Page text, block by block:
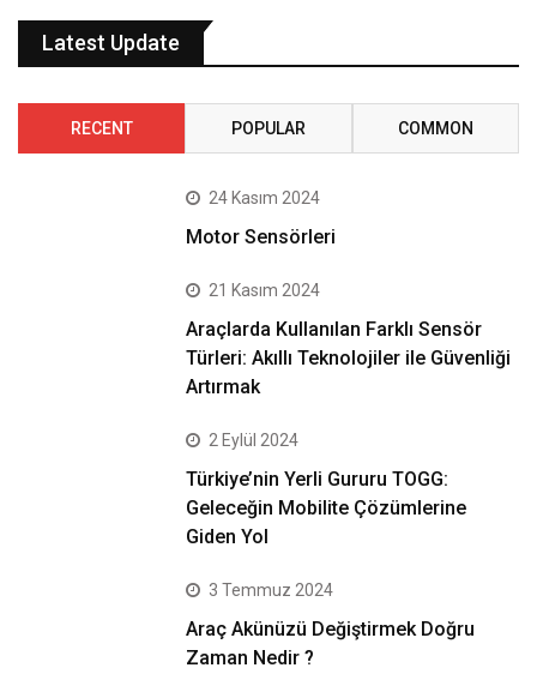
Latest Update
RECENT POPULAR COMMON
24 Kasım 2024
Motor Sensörleri
21 Kasım 2024
Araçlarda Kullanılan Farklı Sensör
Türleri: Akıllı Teknolojiler ile Güvenliği
Artırmak
2 Eylül 2024
Türkiye’nin Yerli Gururu TOGG:
Geleceğin Mobilite Çözümlerine
Giden Yol
3 Temmuz 2024
Araç Akünüzü Değiştirmek Doğru
Zaman Nedir ?